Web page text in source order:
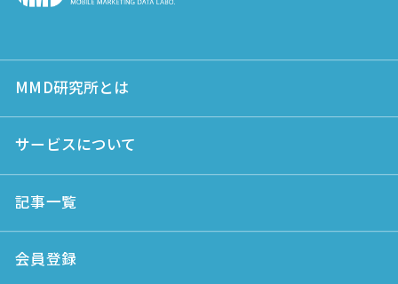
MMD研究所とは
サービスについて
記事一覧
会員登録